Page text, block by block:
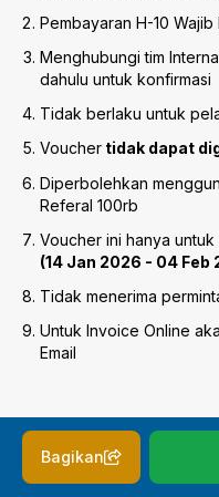
Pembayaran H-10 Wajib
Menghubungi tim
dahulu untuk konfirmasi
Tidak berlaku untuk
Voucher tidak dapat
Diperbolehkan
Referal 100rb
Voucher ini hanya untuk
(14 Jan 2026 - 04 Feb
Tidak menerima
Untuk Invoice Online
Email
Bagikan